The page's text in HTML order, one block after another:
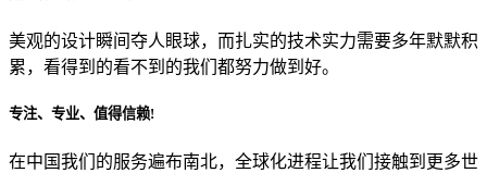
目前主要的营销渠道是？
美观的设计瞬间夺人眼球，而扎实的技术实力需要多年默默积
累，看得到的看不到的我们都努力做到好。
专注、专业、值得信赖!
在中国我们的服务遍布南北，全球化进程让我们接触到更多世